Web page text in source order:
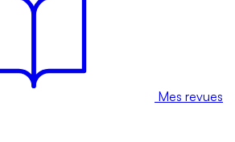
Mes revues